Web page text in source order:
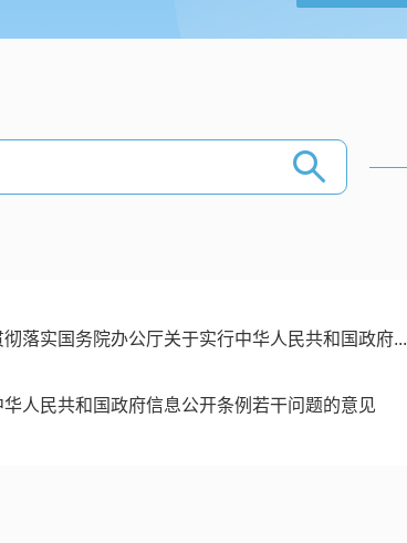
落实国务院办公厅关于实行中华人民共和国政府...
人民共和国政府信息公开条例若干问题的意见